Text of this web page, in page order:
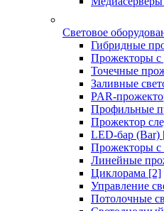
Световое
Гибридные
Прожекторы с
Точечные
Заливные
PAR-
Профильные
Прожектор
LED-бар (Bar)
Прожекторы с
Линейные
Циклорама [2]
Управление
Потолочные